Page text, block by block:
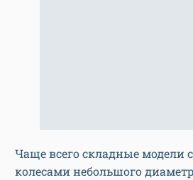
Чаще всего складные модели
колесами небольшого